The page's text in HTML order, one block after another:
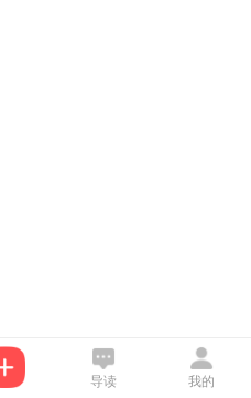
导读 我的